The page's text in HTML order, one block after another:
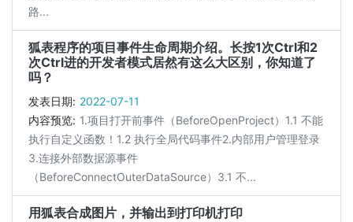
路...
狐表程序的项目事件生命周期介绍。长按1次Ctrl和2
次Ctrl进的开发者模式居然有这么大区别，你知道了
吗？
发表日期: 2022-07-11
内容预览: 1.项目打开前事件（BeforeOpenProject）1.1 不能
执行自定义函数！1.2 执行全局代码事件2.内部用户管理登录
3.连接外部数据源事件
（BeforeConnectOuterDataSource）3.1 不...
用狐表合成图片，并输出到打印机打印